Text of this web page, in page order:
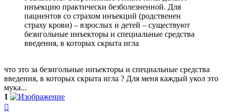
инъекцию практически безболезненной. Для
пациентов со страхом инъекций (родственен
страху крови) – взрослых и детей – существуют
безигольные инъекторы и специальные средства
введения, в которых скрыта игла
что это за безигольные инъекторы и специальные средства
введения, в которых скрыта игла ? Для меня каждый укол это
мука...
1